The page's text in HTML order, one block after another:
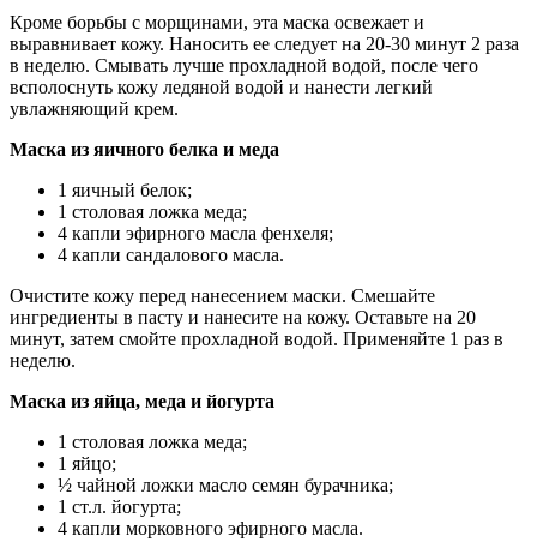
Кроме борьбы с морщинами, эта маска освежает и
выравнивает кожу. Наносить ее следует на 20-30 минут 2 раза
в неделю. Смывать лучше прохладной водой, после чего
всполоснуть кожу ледяной водой и нанести легкий
увлажняющий крем.
Маска из яичного белка и меда
1 яичный белок;
1 столовая ложка меда;
4 капли эфирного масла фенхеля;
4 капли сандалового масла.
Очистите кожу перед нанесением маски. Смешайте
ингредиенты в пасту и нанесите на кожу. Оставьте на 20
минут, затем смойте прохладной водой. Применяйте 1 раз в
неделю.
Маска из яйца, меда и йогурта
1 столовая ложка меда;
1 яйцо;
½ чайной ложки масло семян бурачника;
1 ст.л. йогурта;
4 капли морковного эфирного масла.